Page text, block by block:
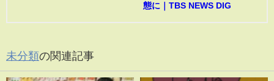
態に｜TBS NEWS DIG
未分類の関連記事